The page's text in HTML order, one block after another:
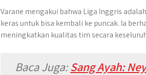
Varane mengakui bahwa Liga Inggris
keras untuk bisa kembali ke puncak. Ia
meningkatkan kualitas tim secara
Baca Juga:Sang Ayah: